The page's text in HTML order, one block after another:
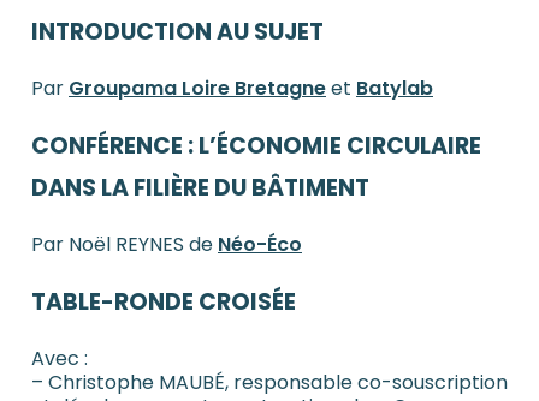
INTRODUCTION AU SUJET
Par Groupama Loire Bretagneet Batylab
CONFÉRENCE : L’ÉCONOMIE CIRCULAIRE
DANS LA FILIÈRE DU BÂTIMENT
Par Noël REYNES de Néo-Éco
TABLE-RONDE CROISÉE
Avec :
– Christophe MAUBÉ, responsable co-souscription